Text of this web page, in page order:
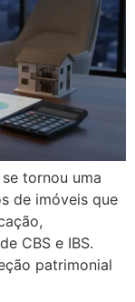
tornou uma
de imóveis que
CBS e IBS.
patrimonial